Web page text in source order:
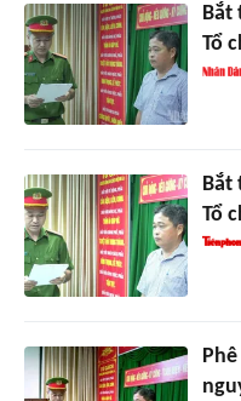
Bắt
Tổ
Bắt
Tổ